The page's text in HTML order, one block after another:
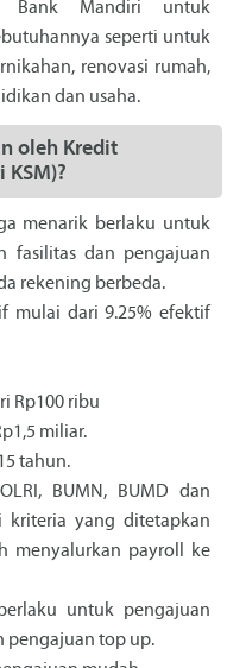
Bank Mandiri untuk
seperti untuk
renovasi rumah,
dan usaha.
oleh Kredit
menarik berlaku untuk
fasilitas dan pengajuan
rekening berbeda.
mulai dari 9.25% efektif
Rp100 ribu
miliar.
tahun.
BUMN, BUMD dan
kriteria yang ditetapkan
menyalurkan payroll ke
untuk pengajuan
pengajuan top up.